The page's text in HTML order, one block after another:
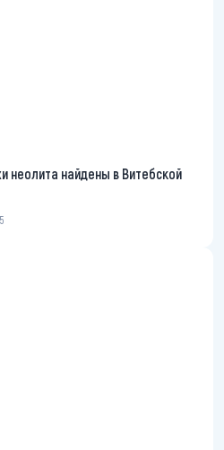
неолита найдены в Витебской